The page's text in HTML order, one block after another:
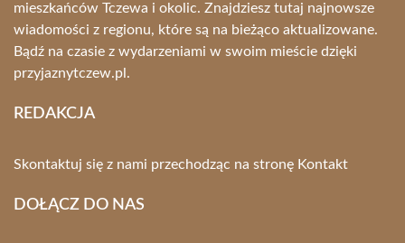
mieszkańców Tczewa i okolic. Znajdziesz tutaj najnowsze
wiadomości z regionu, które są na bieżąco aktualizowane.
Bądź na czasie z wydarzeniami w swoim mieście dzięki
przyjaznytczew.pl.
REDAKCJA
Skontaktuj się z nami przechodząc na stronę Kontakt
DOŁĄCZ DO NAS